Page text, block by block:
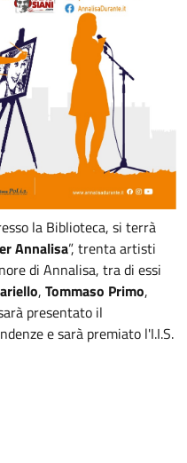
la Biblioteca, si terrà
Annalisa”, trenta artisti
di Annalisa, tra di essi
, Tommaso Primo,
presentato il
e sarà premiato l'I.I.S.